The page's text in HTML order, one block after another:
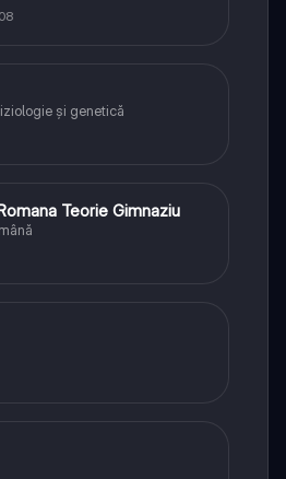
și genetică
Teorie Gimnaziu